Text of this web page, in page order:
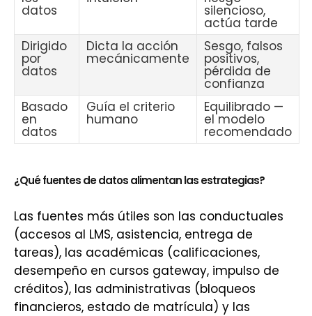
datos silencioso,
actúa tarde
Dirigido
por
datos
Dicta la acción
mecánicamente
Sesgo, falsos
positivos,
pérdida de
confianza
Basado
en
datos
Guía el criterio
humano
Equilibrado —
el modelo
recomendado
¿Qué fuentes de datos alimentan las estrategias?
Las fuentes más útiles son las conductuales
(accesos al LMS, asistencia, entrega de
tareas), las académicas (calificaciones,
desempeño en cursos gateway, impulso de
créditos), las administrativas (bloqueos
financieros, estado de matrícula) y las